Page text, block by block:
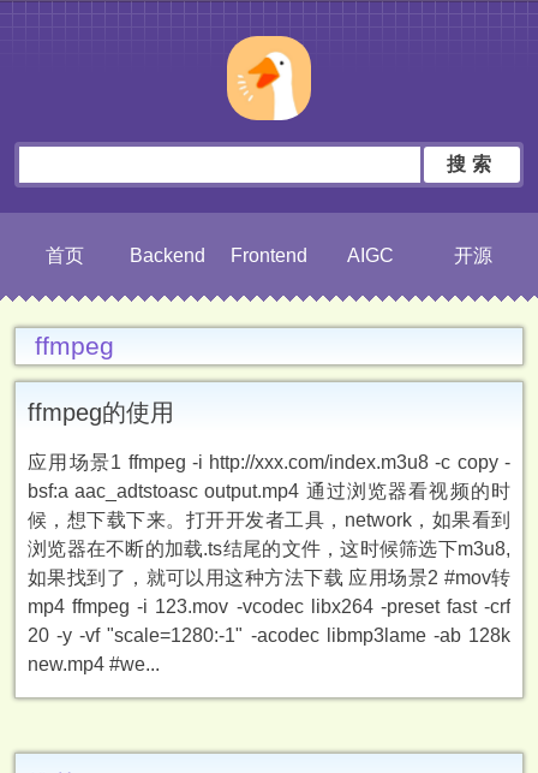
搜索
首页 Backend Frontend AIGC 开源
ffmpeg
ffmpeg的使用
应用场景1 ffmpeg -i http://xxx.com/index.m3u8 -c copy -
bsf:a aac_adtstoasc output.mp4 通过浏览器看视频的时
候，想下载下来。打开开发者工具，network，如果看到
浏览器在不断的加载.ts结尾的文件，这时候筛选下m3u8,
如果找到了，就可以用这种方法下载 应用场景2 #mov转
mp4 ffmpeg -i 123.mov -vcodec libx264 -preset fast -crf
20 -y -vf "scale=1280:-1" -acodec libmp3lame -ab 128k
new.mp4 #we...